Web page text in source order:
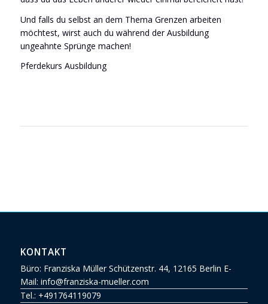
Und falls du selbst an dem Thema Grenzen arbeiten
möchtest, wirst auch du während der Ausbildung
ungeahnte Sprünge machen!
Pferdekurs Ausbildung
KONTAKT
Büro: Franziska Müller Schützenstr. 44, 12165 Berlin E-
Mail: info@franziska-mueller.com
Tel.: +491764119079